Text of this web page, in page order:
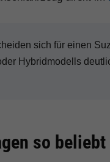
sich für einen
Hybridmodells
so beliebt